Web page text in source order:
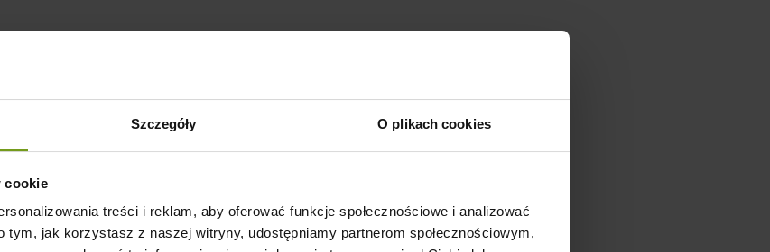
Szczegóły O plikach cookies
cookie
treści i reklam, aby oferować funkcje społecznościowe i analizować
tym, jak korzystasz z naszej witryny, udostępniamy partnerom społecznościowym,